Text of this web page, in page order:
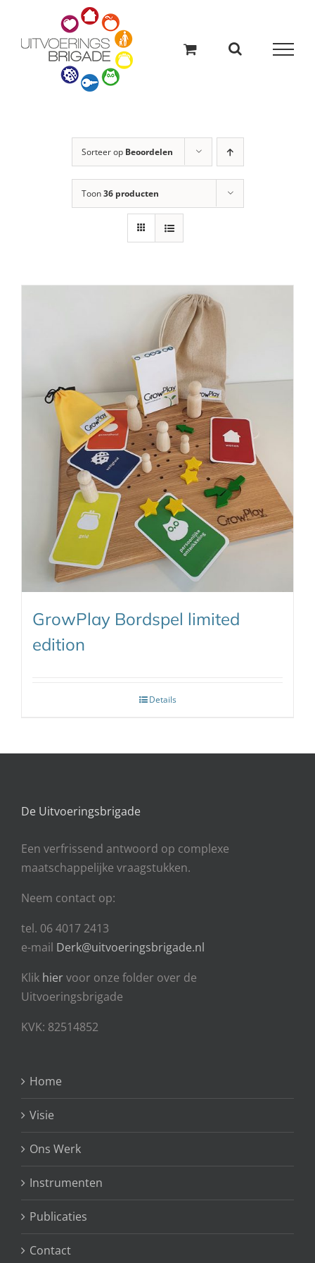
inhoud
Sorteer op Beoordelen
Toon36 producten
GrowPlay Bordspel limited
edition
Details
De Uitvoeringsbrigade
Een verfrissend antwoord op complexe
maatschappelijke vraagstukken.
Neem contact op:
tel. 06 4017 2413
e-mail Derk@uitvoeringsbrigade.nl
Klik hiervoor onze folder over de
Uitvoeringsbrigade
KVK: 82514852
Home
Visie
Ons Werk
Instrumenten
Publicaties
Contact